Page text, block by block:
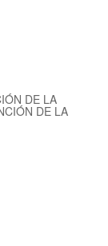
DE LA
DE LA